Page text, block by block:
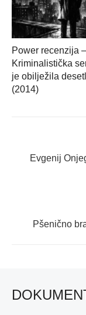
Power recenzija –
Kriminalistička
je obilježila
(2014)
objava
Previous
Evgenij
Next
Pšenično